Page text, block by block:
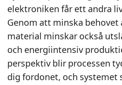
elektroniken får ett andra
Genom att minska behovet
material minskar också
och energiintensiv
perspektiv blir processen
dig fordonet, och systemet